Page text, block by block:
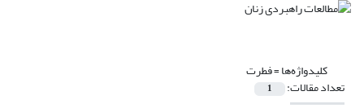
کلیدواژه‌ها =فطرت
تعداد مقالات: 1